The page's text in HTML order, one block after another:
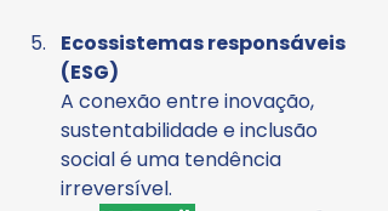
Ecossistemas responsáveis
(ESG)
A conexão entre inovação,
sustentabilidade e inclusão
social é uma tendência
irreversível.